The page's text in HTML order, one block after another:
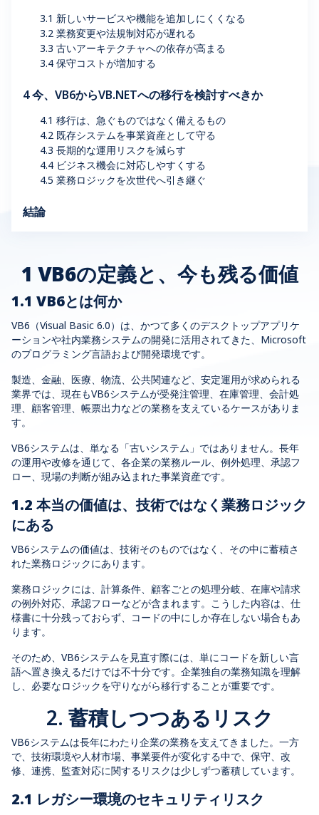
1 VB6の定義と、今も残る価値
1.1 VB6とは何か
VB6（Visual Basic 6.0）は、かつて多くのデスクトップアプリケ
ーションや社内業務システムの開発に活用されてきた、Microsoft
のプログラミング言語および開発環境です。
製造、金融、医療、物流、公共関連など、安定運用が求められる
業界では、現在もVB6システムが受発注管理、在庫管理、会計処
理、顧客管理、帳票出力などの業務を支えているケースがありま
す。
VB6システムは、単なる「古いシステム」ではありません。長年
の運用や改修を通じて、各企業の業務ルール、例外処理、承認フ
ロー、現場の判断が組み込まれた事業資産です。
1.2 本当の価値は、技術ではなく業務ロジック
にある
VB6システムの価値は、技術そのものではなく、その中に蓄積さ
れた業務ロジックにあります。
業務ロジックには、計算条件、顧客ごとの処理分岐、在庫や請求
の例外対応、承認フローなどが含まれます。こうした内容は、仕
様書に十分残っておらず、コードの中にしか存在しない場合もあ
ります。
そのため、VB6システムを見直す際には、単にコードを新しい言
語へ置き換えるだけでは不十分です。企業独自の業務知識を理解
し、必要なロジックを守りながら移行することが重要です。
2. 蓄積しつつあるリスク
VB6システムは長年にわたり企業の業務を支えてきました。一方
で、技術環境や人材市場、事業要件が変化する中で、保守、改
修、連携、監査対応に関するリスクは少しずつ蓄積しています。
2.1 レガシー環境のセキュリティリスク
3.1 新しいサービスや機能を追加しにくくなる
3.2 業務変更や法規制対応が遅れる
3.3 古いアーキテクチャへの依存が高まる
3.4 保守コストが増加する
4 今、VB6からVB.NETへの移行を検討すべきか
4.1 移行は、急ぐものではなく備えるもの
4.2 既存システムを事業資産として守る
4.3 長期的な運用リスクを減らす
4.4 ビジネス機会に対応しやすくする
4.5 業務ロジックを次世代へ引き継ぐ
結論